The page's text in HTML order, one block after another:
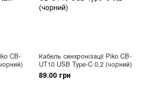
CB-
Кабель синхронізації Piko CB-
UT10 USB Type-C 0,2 (чорний)
89.00 грн